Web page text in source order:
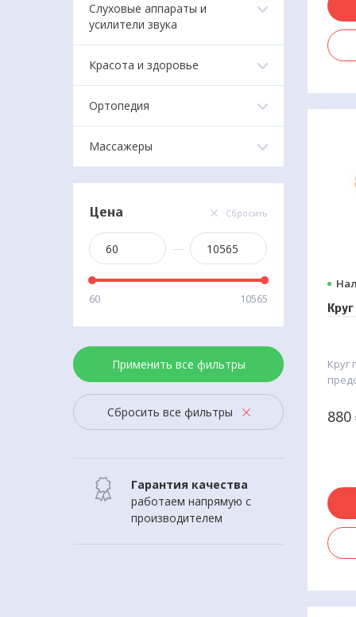
Слуховые аппараты и
усилители звука
Красота и здоровье
Ортопедия
Массажеры
Сбросить
Цена
—
60 10565
Применить все фильтры
Сбросить все фильтры
Гарантия качества
работаем напрямую с
производителем
Круг
880